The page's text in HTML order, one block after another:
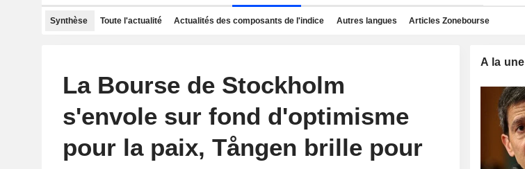
Synthèse Toute l'actualité Actualités des composants de l'indice Autres langues Articles Zonebourse
La Bourse de Stockholm
s'envole sur fond d'optimisme
pour la paix, Tången brille pour
A la une